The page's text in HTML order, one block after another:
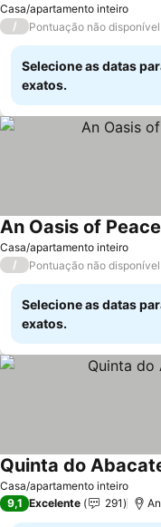
Casa/apartamento inteiro
/ Pontuação não disponível
Selecione as datas
exatos.
Casa/apartamento inteiro
An Oasis of
/ Pontuação não disponível
Selecione as datas
exatos.
Casa/apartamento inteiro
Quinta do
9,1 Excelente 291